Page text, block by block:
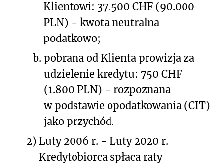
Klientowi: 37.500 CHF (90.000
PLN) - kwota neutralna
podatkowo;
b. pobrana od Klienta prowizja za
udzielenie kredytu: 750 CHF
(1.800 PLN) - rozpoznana
w podstawie opodatkowania (CIT)
jako przychód.
2) Luty 2006 r. - Luty 2020 r.
Kredytobiorca spłaca raty